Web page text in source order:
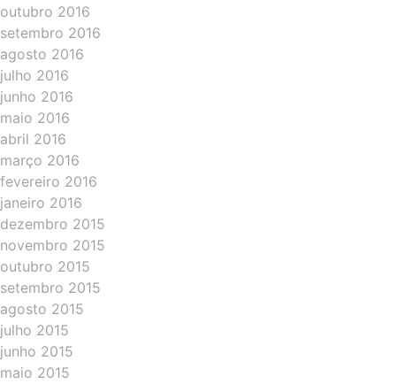
outubro 2016
setembro 2016
agosto 2016
julho 2016
junho 2016
maio 2016
abril 2016
março 2016
fevereiro 2016
janeiro 2016
dezembro 2015
novembro 2015
outubro 2015
setembro 2015
agosto 2015
julho 2015
junho 2015
maio 2015